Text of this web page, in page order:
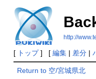
http://
[ トップ] [ 編集| 差分|
Return to 空/宮城県北